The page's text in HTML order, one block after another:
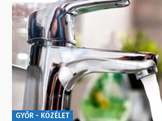
GYŐR - KÖZÉLET